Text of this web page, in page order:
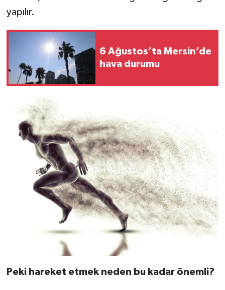
yapılır.
6 Ağustos’ta Mersin’de
hava durumu
Peki hareket etmek neden bu kadar önemli?
Yaşam